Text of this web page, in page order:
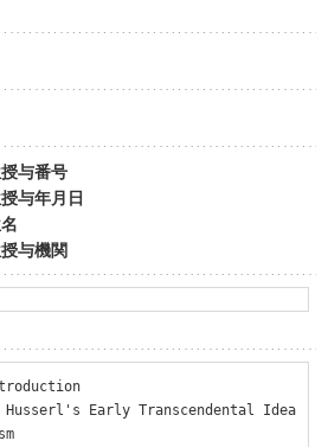
与番号
与年月日
与機関
Early Transcendental Idea